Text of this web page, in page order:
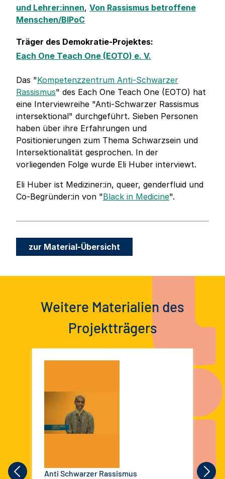
und Lehrer:innen, Von Rassismus betroffene
Menschen/BIPoC
Träger des Demokratie-Projektes:
Each One Teach One (EOTO) e. V.
Das "Kompetenzzentrum Anti-Schwarzer
Rassismus" des Each One Teach One (EOTO) hat
eine Interviewreihe "Anti-Schwarzer Rassismus
intersektional" durchgeführt. Sieben Personen
haben über ihre Erfahrungen und
Positionierungen zum Thema Schwarzsein und
Intersektionalität gesprochen. In der
vorliegenden Folge wurde Eli Huber interviewt.
Eli Huber ist Mediziner:in, queer, genderfluid und
Co-Begründer:in von "Black in Medicine".
zur Material-Übersicht
Weitere Materialien des
Projektträgers
Anti Schwarzer Rassismus